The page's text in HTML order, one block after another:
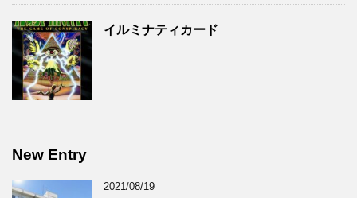
イルミナティカード
New Entry
2021/08/19